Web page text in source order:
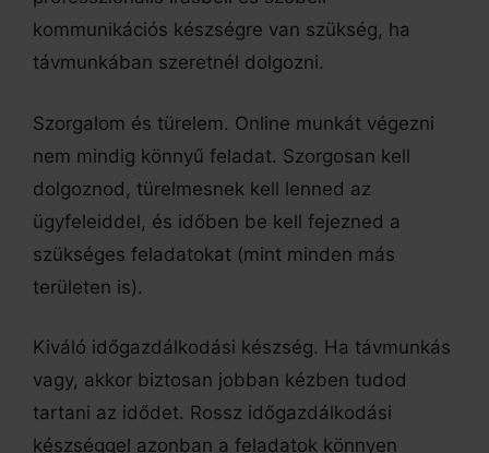
kommunikációs készségre van szükség, ha
távmunkában szeretnél dolgozni.
Szorgalom és türelem. Online munkát végezni
nem mindig könnyű feladat. Szorgosan kell
dolgoznod, türelmesnek kell lenned az
ügyfeleiddel, és időben be kell fejezned a
szükséges feladatokat (mint minden más
területen is).
Kiváló időgazdálkodási készség. Ha távmunkás
vagy, akkor biztosan jobban kézben tudod
tartani az idődet. Rossz időgazdálkodási
készséggel azonban a feladatok könnyen